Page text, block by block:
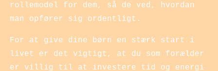
rollemodel for dem, så de ved, hvordan
man opfører sig ordentligt.
For at give dine børn en stærk start i
livet er det vigtigt, at du som forælder
er villig til at investere tid og energi